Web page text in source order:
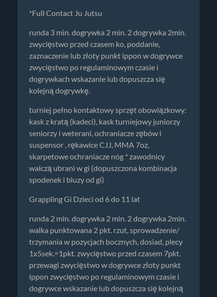
*Full Contact Ju Jutsu
runda 3 min. dogrywka 2 min. 2 dogrywka 2min.
zwycięstwo przed czasem ko, poddanie,
zaznaczenie lub złoty punkt ippon w dogrywce
zwycięstwo po regulaminowym czasie i
dogrywkach wskazanie lub dopuszcza się
kolejną dogrywkę.
turniej pełno kontaktowy sprzęt obowiązkowy:
kask z kratą (kadeci), kask turniejowy juniorzy
seniorzy i weterani, ochraniacze zębów i
suspensor , rękawice CJJ, MMA 7oz,
skarpetowe ochraniacze nóg * zawodnicy
walczą ubrani w gi (dopuszczona kombinacja
spodenek i bluzy od gi)
Grappling Gi Dzieci od 6 do 11 lat
runda 2 min. dogrywka 2 min. 2 dogrywka 2min.
walka punktowana 2 pkt. rzut, sprowadzenie/
trzymania w pozycjach bocznych, dosiad, plecy
1x5sek.=1pkt. zwycięstwo przed czasem 7pkt.
przewagi zwycięstwo w dogrywce złoty punkt
ippon zwycięstwo po regulaminowym czasie i
dogrywce wskazanie lub dopuszcza się kolejną